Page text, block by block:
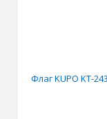
Флаг KUPO KT-